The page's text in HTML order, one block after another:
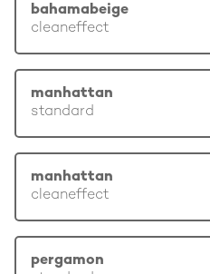
bahamabeige
cleaneffect
manhattan
standard
manhattan
cleaneffect
pergamon